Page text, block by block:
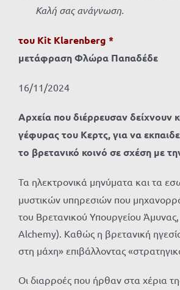
Καλή σας ανάγνωση.
του Kit Klarenberg *
μετάφραση Φλώρα Παπαδέδε
16/11/2024
Αρχεία που διέρρευσαν δείχνουν
γέφυρας του Κερτς, για να
το βρετανικό κοινό σε σχέση με
Τα ηλεκτρονικά μηνύματα και τα
μυστικών υπηρεσιών που
του Βρετανικού Υπουργείου
Alchemy). Καθώς η βρετανική
στη μάχη» επιβάλλοντας
Οι διαρροές που ήρθαν στα χέρια